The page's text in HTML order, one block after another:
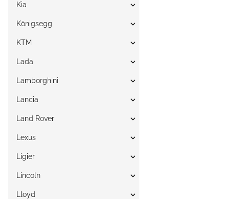
Kia
Königsegg
KTM
Lada
Lamborghini
Lancia
Land Rover
Lexus
Ligier
Lincoln
Lloyd